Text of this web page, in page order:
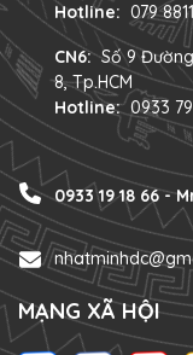
Hotline: 079
CN6: Số 9
8, Tp.HCM
Hotline: 0933
0933 19 18 66 -
MẠNG XÃ HỘI